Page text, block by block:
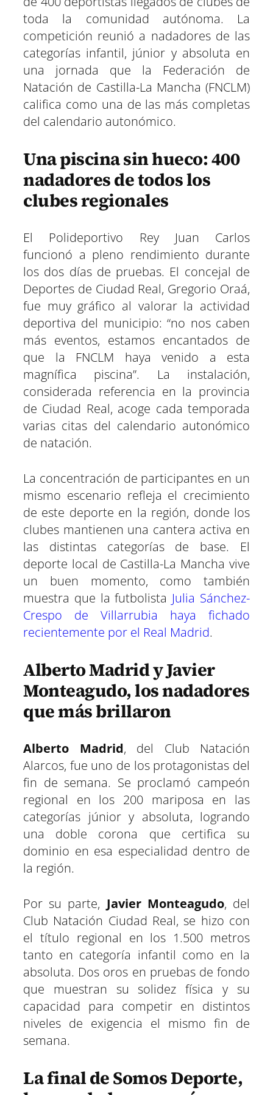
toda la comunidad autónoma. La
competición reunió a nadadores de las
categorías infantil, júnior y absoluta en
una jornada que la Federación de
Natación de Castilla-La Mancha (FNCLM)
califica como una de las más completas
del calendario autonómico.
Una piscina sin hueco: 400
nadadores de todos los
clubes regionales
El Polideportivo Rey Juan Carlos
funcionó a pleno rendimiento durante
los dos días de pruebas. El concejal de
Deportes de Ciudad Real, Gregorio Oraá,
fue muy gráfico al valorar la actividad
deportiva del municipio: “no nos caben
más eventos, estamos encantados de
que la FNCLM haya venido a esta
magnífica piscina”. La instalación,
considerada referencia en la provincia
de Ciudad Real, acoge cada temporada
varias citas del calendario autonómico
de natación.
La concentración de participantes en un
mismo escenario refleja el crecimiento
de este deporte en la región, donde los
clubes mantienen una cantera activa en
las distintas categorías de base. El
deporte local de Castilla-La Mancha vive
un buen momento, como también
muestra que la futbolista Julia Sánchez-
Crespo de Villarrubia haya fichado
recientemente por el Real Madrid.
Alberto Madrid y Javier
Monteagudo, los nadadores
que más brillaron
Alberto Madrid, del Club Natación
Alarcos, fue uno de los protagonistas del
fin de semana. Se proclamó campeón
regional en los 200 mariposa en las
categorías júnior y absoluta, logrando
una doble corona que certifica su
dominio en esa especialidad dentro de
la región.
Por su parte, Javier Monteagudo, del
Club Natación Ciudad Real, se hizo con
el título regional en los 1.500 metros
tanto en categoría infantil como en la
absoluta. Dos oros en pruebas de fondo
que muestran su solidez física y su
capacidad para competir en distintos
niveles de exigencia el mismo fin de
semana.
La final de Somos Deporte,